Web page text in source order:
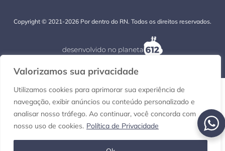
Valorizamos sua privacidade
Utilizamos cookies para aprimorar sua experiência de
navegação, exibir anúncios ou conteúdo personalizado e
analisar nosso tráfego. Ao continuar, você concorda com
nosso uso de cookies. Política de Privacidade
Copyright © 2021-2026 Por dentro do RN. Todos os direitos reservados.